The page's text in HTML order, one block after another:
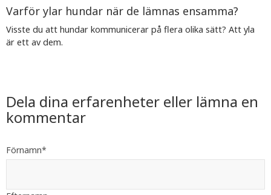
Varför ylar hundar när de lämnas ensamma?
Visste du att hundar kommunicerar på flera olika sätt? Att yla
är ett av dem.
Dela dina erfarenheter eller lämna en
kommentar
Förnamn*